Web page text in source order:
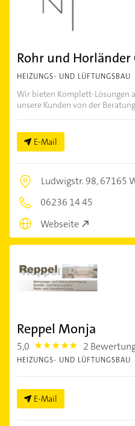
Rohr und Horländer
HEIZUNGS- UND LÜFTUNGSBAU
Wir bieten Komplett-Lösungen
unsere Kunden von der
E-Mail
Ludwigstr. 98,67165
06236 14 45
Webseite
Reppel Monja
5,0 5.0 2
HEIZUNGS- UND LÜFTUNGSBAU
E-Mail